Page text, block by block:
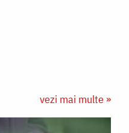
vezi mai multe »